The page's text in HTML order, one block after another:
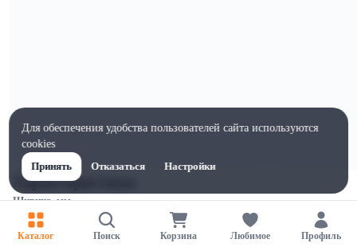
Характеристики
Ширина, мм
110
Высота, мм
Каталог Поиск Корзина Любимое Профиль
Для обеспечения удобства пользователей сайта используются
cookies
Принять
Отказаться Настройки